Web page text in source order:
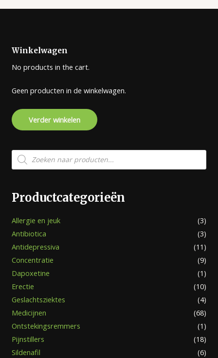
Winkelwagen
No products in the cart.
Geen producten in de winkelwagen.
Verder winkelen
Producten
zoeken
Productcategorieën
Allergie en jeuk
(3)
Antibiotica
(3)
Antidepressiva
(11)
Concentratie
(9)
Dapoxetine
(1)
Erectie
(10)
Geslachtsziektes
(4)
Medicijnen
(68)
Ontstekingsremmers
(1)
Pijnstillers
(18)
Sildenafil
(6)